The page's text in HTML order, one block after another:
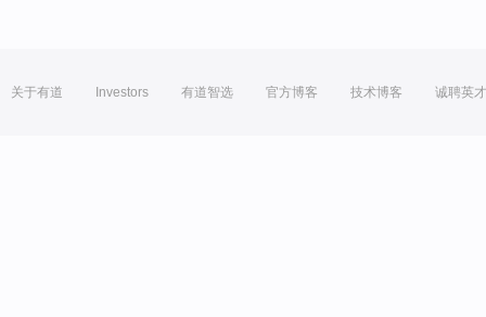
关于有道 Investors 有道智选 官方博客 技术博客 诚聘英才